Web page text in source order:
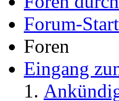
Forum-
Foren
Eingang